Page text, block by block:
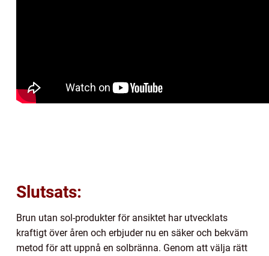
Slutsats:
Brun utan sol-produkter för ansiktet har utvecklats
kraftigt över åren och erbjuder nu en säker och bekväm
metod för att uppnå en solbränna. Genom att välja rätt